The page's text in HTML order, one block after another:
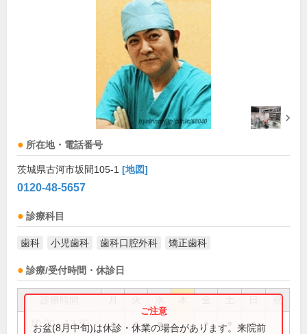
所在地・電話番号
茨城県古河市坂間105-1 [地図]
0120-48-5657
診療科目
歯科 小児歯科 歯科口腔外科 矯正歯科
診療/受付時間・休診日
祝
10:00～12:30 ● ● ● ● ●
お盆(8月中旬)は休診・休業の場合があります。来院前